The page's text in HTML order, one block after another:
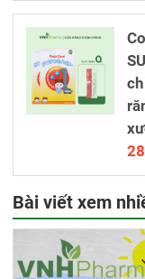
Bài viết xem